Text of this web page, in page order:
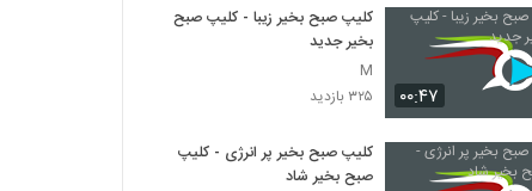
۰۰:۴۷
کلیپ صبح بخیر زیبا - کلیپ صبح
بخیر جدید
M
۳۲۵ بازدید
کلیپ صبح بخیر پر انرژی - کلیپ
صبح بخیر شاد